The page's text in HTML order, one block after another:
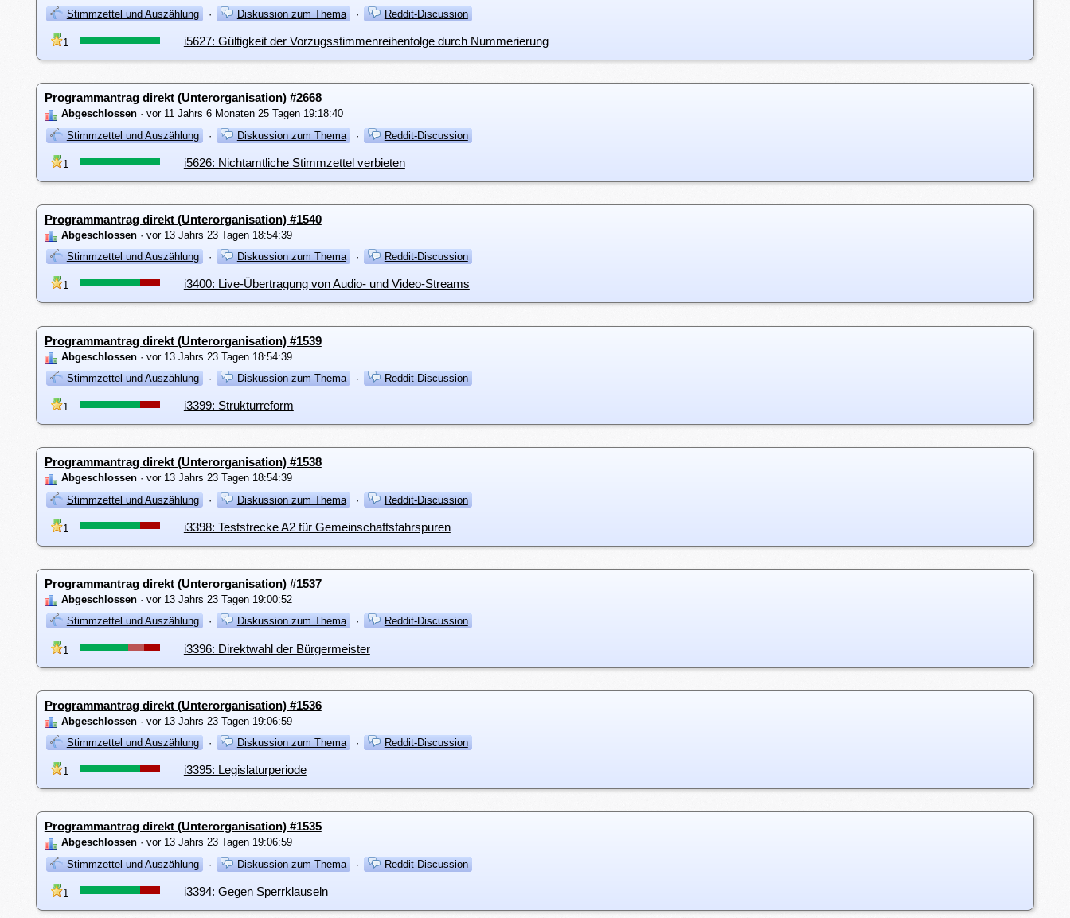
Stimmzettel und Auszählung
· Diskussion zum Thema · Reddit-Discussion
1 i5627: Gültigkeit der Vorzugsstimmenreihenfolge durch Nummerierung
Programmantrag direkt (Unterorganisation) #2668
Abgeschlossen· vor 11 Jahrs 6 Monaten 25 Tagen 19:18:40
Stimmzettel und Auszählung
· Diskussion zum Thema · Reddit-Discussion
1 i5626: Nichtamtliche Stimmzettel verbieten
Programmantrag direkt (Unterorganisation) #1540
Abgeschlossen· vor 13 Jahrs 23 Tagen 18:54:39
Stimmzettel und Auszählung
· Diskussion zum Thema · Reddit-Discussion
1 i3400: Live-Übertragung von Audio- und Video-Streams
Programmantrag direkt (Unterorganisation) #1539
Abgeschlossen· vor 13 Jahrs 23 Tagen 18:54:39
Stimmzettel und Auszählung
· Diskussion zum Thema · Reddit-Discussion
1 i3399: Strukturreform
Programmantrag direkt (Unterorganisation) #1538
Abgeschlossen· vor 13 Jahrs 23 Tagen 18:54:39
Stimmzettel und Auszählung
· Diskussion zum Thema · Reddit-Discussion
1 i3398: Teststrecke A2 für Gemeinschaftsfahrspuren
Programmantrag direkt (Unterorganisation) #1537
Abgeschlossen· vor 13 Jahrs 23 Tagen 19:00:52
Stimmzettel und Auszählung
· Diskussion zum Thema · Reddit-Discussion
1 i3396: Direktwahl der Bürgermeister
Programmantrag direkt (Unterorganisation) #1536
Abgeschlossen· vor 13 Jahrs 23 Tagen 19:06:59
Stimmzettel und Auszählung
· Diskussion zum Thema · Reddit-Discussion
1 i3395: Legislaturperiode
Programmantrag direkt (Unterorganisation) #1535
Abgeschlossen· vor 13 Jahrs 23 Tagen 19:06:59
Stimmzettel und Auszählung
· Diskussion zum Thema · Reddit-Discussion
1 i3394: Gegen Sperrklauseln